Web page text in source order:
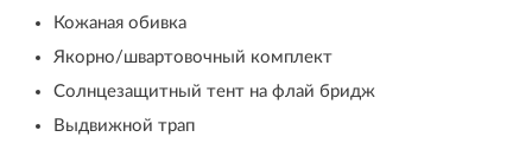
Кожаная обивка
Якорно/швартовочный комплект
Солнцезащитный тент на флай бридж
Выдвижной трап